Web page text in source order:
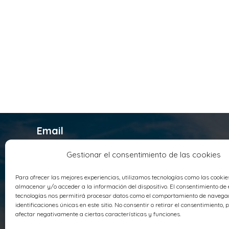
Gestionar el consentimiento de las cookies
Para ofrecer las mejores experiencias, utilizamos tecnologías como las
almacenar y/o acceder a la información del dispositivo. El consentimiento de
tecnologías nos permitirá procesar datos como el comportamiento de
identificaciones únicas en este sitio. No consentir o retirar el consentimiento,
afectar negativamente a ciertas características y funciones.
Email
+ 57 (60) 1 4178800
Sede Principal
Parque Industrial Santo Domingo AV